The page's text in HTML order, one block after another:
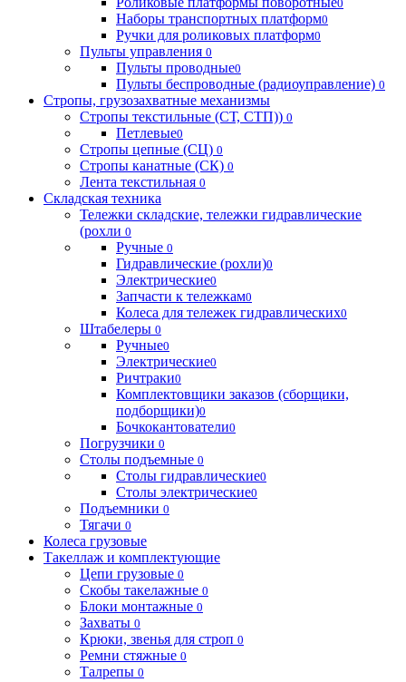
0
Наборы транспортных платформ0
Ручки для роликовых платформ0
Пульты управления 0
Пульты проводные0
Пульты беспроводные (радиоуправление) 0
Стропы, грузозахватные механизмы
Стропы текстильные (СТ, СТП)) 0
Петлевые0
Стропы цепные (СЦ) 0
Стропы канатные (СК) 0
Лента текстильная 0
Складская техника
Тележки складские, тележки гидравлические
(рохли 0
Ручные 0
Гидравлические (рохли)0
Электрические0
Запчасти к тележкам0
Колеса для тележек гидравлических0
Штабелеры 0
Ручные0
Электрические0
Ричтраки0
Комплектовщики заказов (сборщики,
подборщики)0
Бочкокантователи0
Погрузчики 0
Столы подъемные 0
Столы гидравлические0
Столы электрические0
Подъемники 0
Тягачи 0
Колеса грузовые
Такеллаж и комплектующие
Цепи грузовые 0
Скобы такелажные 0
Блоки монтажные 0
Захваты 0
Крюки, звенья для строп 0
Ремни стяжные 0
Талрепы 0